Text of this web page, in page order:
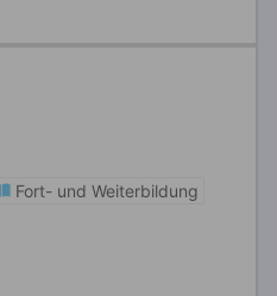
Fort- und Weiterbildung